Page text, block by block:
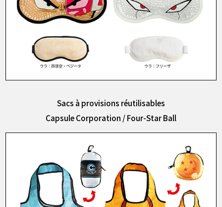
Sacs à provisions réutilisables
Capsule Corporation / Four-Star Ball